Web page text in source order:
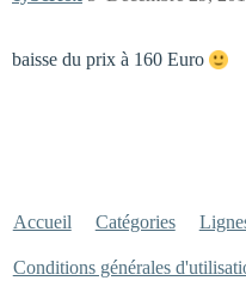
baisse du prix à 160 Euro
Accueil Catégories
Conditions générales